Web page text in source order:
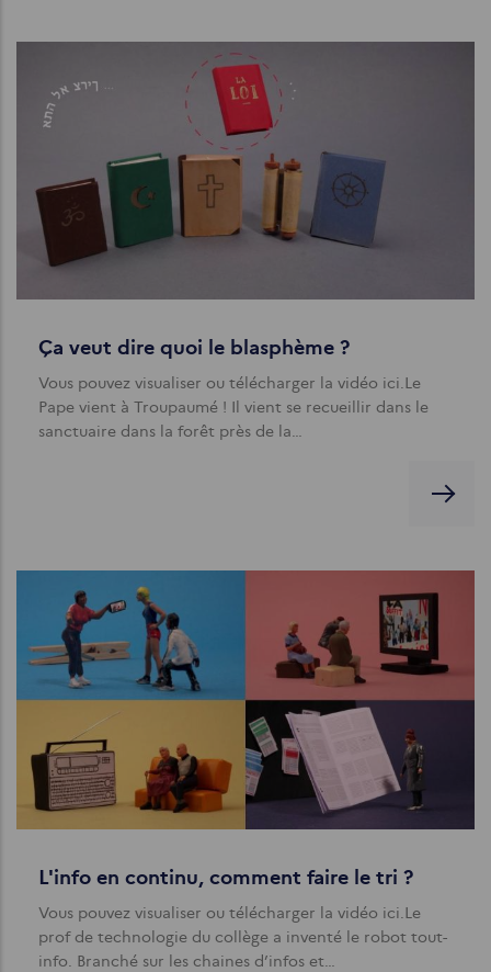
Ça veut dire quoi le blasphème ?
Vous pouvez visualiser ou télécharger la vidéo ici.Le
Pape vient à Troupaumé ! Il vient se recueillir dans le
sanctuaire dans la forêt près de la…
L'info en continu, comment faire le tri ?
Vous pouvez visualiser ou télécharger la vidéo ici.Le
prof de technologie du collège a inventé le robot tout-
info. Branché sur les chaines d’infos et…